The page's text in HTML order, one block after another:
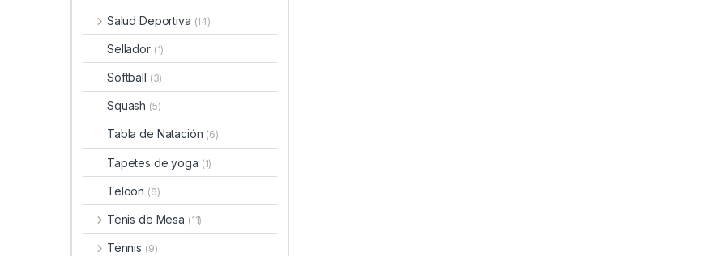
Salud Deportiva (14)
Sellador (1)
Softball (3)
Squash (5)
Tabla de Natación (6)
Tapetes de yoga (1)
Teloon (6)
Tenis de Mesa (11)
Tennis (9)